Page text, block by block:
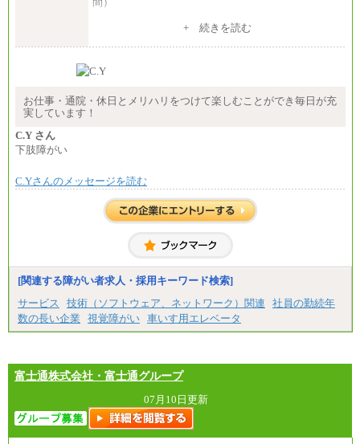
（３）月給191,000円以上（実働7.5時間）
（５）月給147,800円以上（実働6時間）
時給 1,226円（実働4.5時間）
間額換算額）
・退職金相当手当 37円
+ 続きを読む
お仕事・通院・休日とメリハリをつけて楽しむことができ毎日が充
実しています！
C.Y さん
下肢障がい
C.Yさんのメッセージを読む
[関連する障がい者求人・採用キーワード検索]
サービス
技術（ソフトウェア、ネットワーク）関連
社員の勤続年
数の長い企業
視覚障がい 車いす用エレベータ
富士通株式会社・富士通グループ
07月10日更新